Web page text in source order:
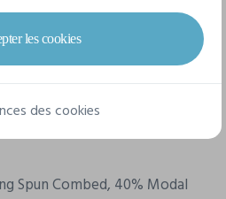
Spun Combed, 40% Modal
les cookies
des cookies